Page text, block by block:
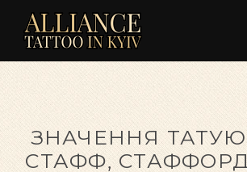
ЗНАЧЕННЯ
СТАФФ, СТАФФОРД